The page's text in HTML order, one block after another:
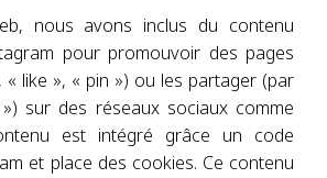
nous avons inclus du contenu
pour promouvoir des pages
like », « pin ») ou les partager (par
sur des réseaux sociaux comme
est intégré grâce un code
et place des cookies. Ce contenu